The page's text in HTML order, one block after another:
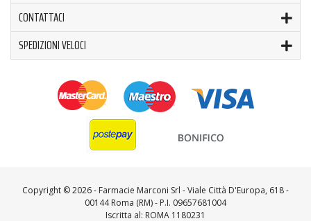
CONTATTACI
SPEDIZIONI VELOCI
Copyright ©2026 - Farmacie Marconi Srl - Viale Città D'Europa, 618 -
00144 Roma (RM) - P.I. 09657681004
Iscritta al: ROMA 1180231